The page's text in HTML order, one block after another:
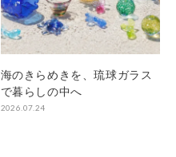
海のきらめきを、琉球ガラス
で暮らしの中へ
2026.07.24